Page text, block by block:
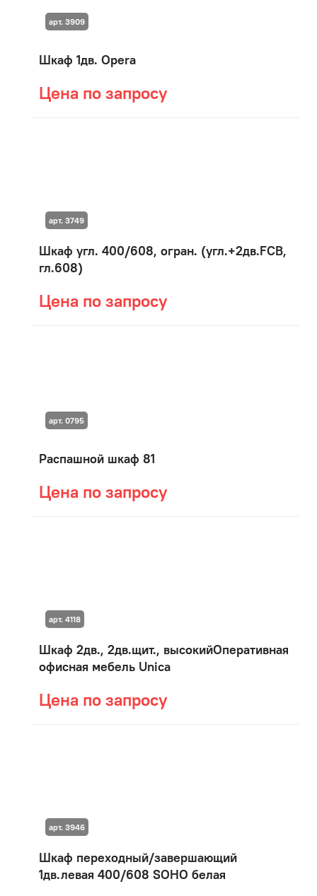
Шкаф 1дв. Opera
Цена по запросу
арт. 3909
Шкаф угл. 400/608, огран. (угл.+2дв.FCB,
гл.608)
Цена по запросу
арт. 3749
Распашной шкаф 81
Цена по запросу
арт. 0795
Шкаф 2дв., 2дв.щит., высокийОперативная
офисная мебель Unica
Цена по запросу
арт. 4118
Шкаф переходный/завершающий
1дв.левая 400/608 SOHO белая
арт. 3946